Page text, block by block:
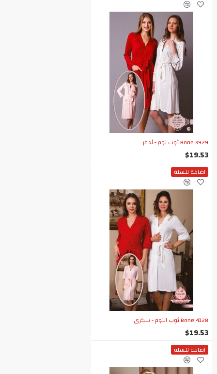
Bone 3929 ثوب نوم - أحمر
$19.53
اضافة للسلة
Bone 4128 ثوب النوم - سكري
$19.53
اضافة للسلة